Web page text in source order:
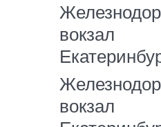
вокзал
вокзал